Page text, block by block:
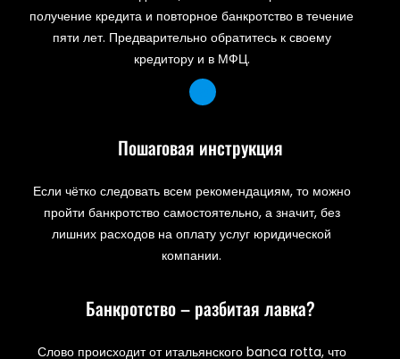
получение кредита и повторное банкротство в течение
пяти лет. Предварительно обратитесь к своему
кредитору и в МФЦ.
Пошаговая инструкция
Если чётко следовать всем рекомендациям, то можно
пройти банкротство самостоятельно, а значит, без
лишних расходов на оплату услуг юридической
компании.
Банкротство – разбитая лавка?
Слово происходит от итальянского banca rotta, что